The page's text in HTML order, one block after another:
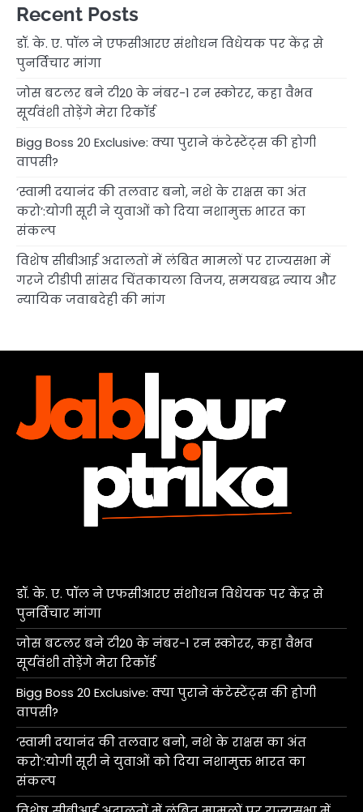
Recent Posts
डॉ. के. ए. पॉल ने एफसीआरए संशोधन विधेयक पर केंद्र से
पुनर्विचार मांगा
जोस बटलर बने टी20 के नंबर-1 रन स्कोरर, कहा वैभव
सूर्यवंशी तोड़ेंगे मेरा रिकॉर्ड
Bigg Boss 20 Exclusive: क्या पुराने कंटेस्टेंट्स की होगी
वापसी?
‘स्वामी दयानंद की तलवार बनो, नशे के राक्षस का अंत
करो’:योगी सूरी ने युवाओं को दिया नशामुक्त भारत का
संकल्प
विशेष सीबीआई अदालतों में लंबित मामलों पर राज्यसभा में
गरजे टीडीपी सांसद चिंतकायला विजय, समयबद्ध न्याय और
न्यायिक जवाबदेही की मांग
डॉ. के. ए. पॉल ने एफसीआरए संशोधन विधेयक पर केंद्र से
पुनर्विचार मांगा
जोस बटलर बने टी20 के नंबर-1 रन स्कोरर, कहा वैभव
सूर्यवंशी तोड़ेंगे मेरा रिकॉर्ड
Bigg Boss 20 Exclusive: क्या पुराने कंटेस्टेंट्स की होगी
वापसी?
‘स्वामी दयानंद की तलवार बनो, नशे के राक्षस का अंत
करो’:योगी सूरी ने युवाओं को दिया नशामुक्त भारत का
संकल्प